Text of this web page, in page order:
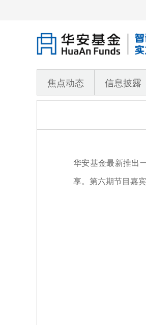
焦点动态 信息披露
华安基金最新推出
享。第六期节目嘉